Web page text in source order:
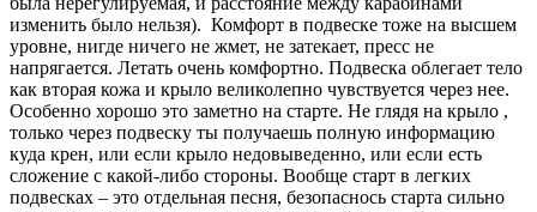
изменить было нельзя). Комфорт в подвеске тоже на высшем
уровне, нигде ничего не жмет, не затекает, пресс не
напрягается. Летать очень комфортно. Подвеска облегает тело
как вторая кожа и крыло великолепно чувствуется через нее.
Особенно хорошо это заметно на старте. Не глядя на крыло ,
только через подвеску ты получаешь полную информацию
куда крен, или если крыло недовыведенно, или если есть
сложение с какой-либо стороны. Вообще старт в легких
подвесках – это отдельная песня, безопаснось старта сильно